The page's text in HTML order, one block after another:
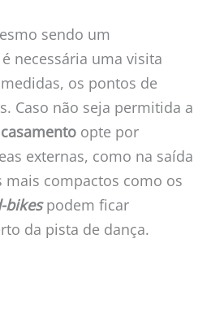
sendo um
necessária uma visita
os pontos de
Caso não seja permitida a
opte por
externas, como na saída
mais compactos como os
bikespodem ficar
da pista de dança.